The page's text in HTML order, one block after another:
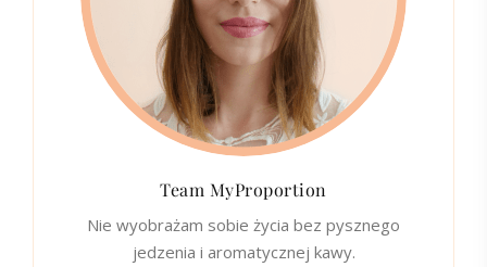
Team MyProportion
Nie wyobrażam sobie życia bez pysznego
jedzenia i aromatycznej kawy.